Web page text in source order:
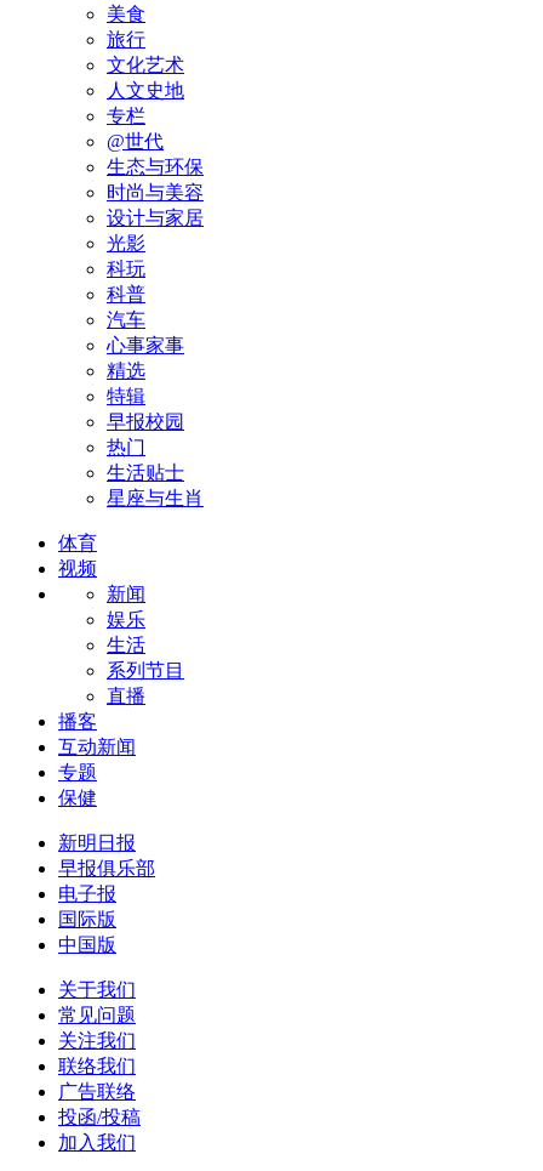
美食
旅行
文化艺术
人文史地
专栏
@世代
生态与环保
时尚与美容
设计与家居
光影
科玩
科普
汽车
心事家事
精选
特辑
早报校园
热门
生活贴士
星座与生肖
体育
视频
新闻
娱乐
生活
系列节目
直播
播客
互动新闻
专题
保健
新明日报
早报俱乐部
电子报
国际版
中国版
关于我们
常见问题
关注我们
联络我们
广告联络
投函/投稿
加入我们